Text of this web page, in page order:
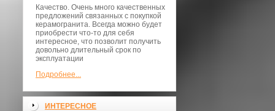
Качество. Очень много качественных
предложений связанных с покупкой
керамогранита. Всегда можно будет
приобрести что-то для себя
интересное, что позволит получить
довольно длительный срок по
эксплуатации
Подробнее...
ИНТЕРЕСНОЕ